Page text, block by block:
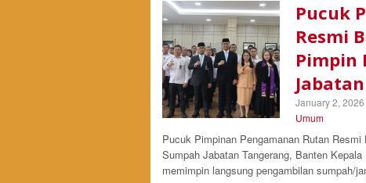
Pucuk
Resmi
Pimpin
Jabatan
January 2, 2026
Umum
Pucuk Pimpinan Pengamanan Rutan
Sumpah Jabatan Tangerang, Banten
memimpin langsung pengambilan sumpah/